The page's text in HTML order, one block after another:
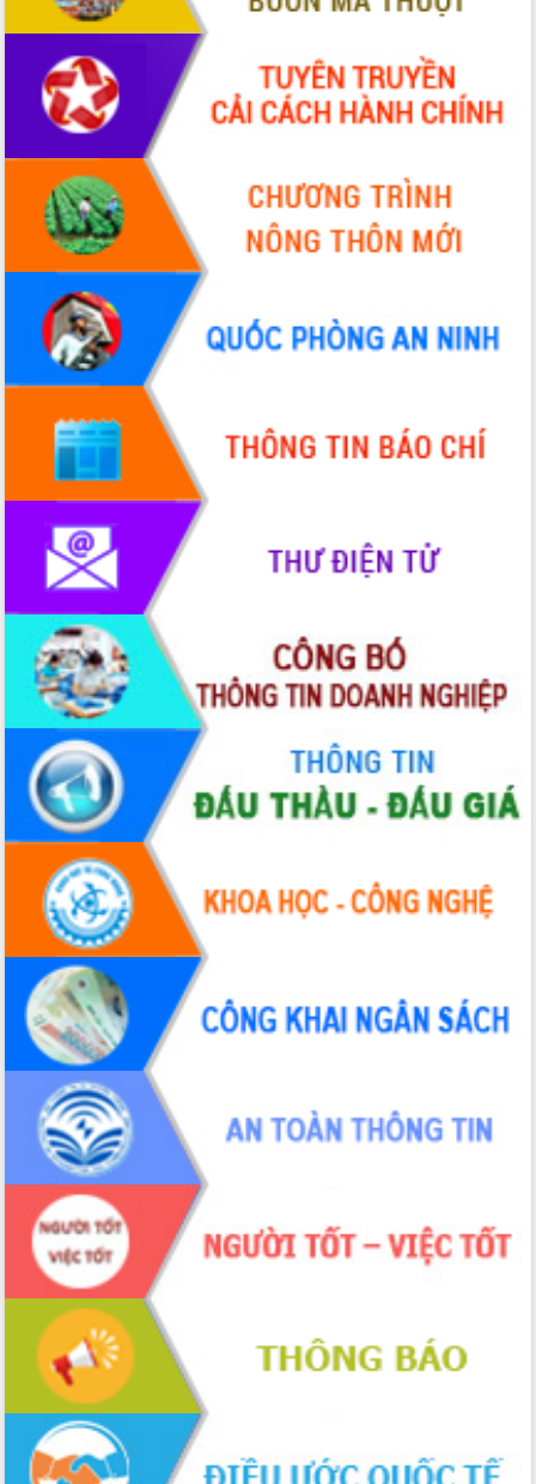
Quyết liệt tháo gỡ vướng mắc, đẩy
nhanh tiến độ các dự án trọng điểm
trong Khu kinh tế Nam Phú Yên
Hòn Yến phát triển du lịch gắn với bảo
tồn biển
Lấy ý kiến điều chỉnh Quy hoạch tỉnh
Đắk Lắk thời kỳ 2021-2030, tầm nhìn
đến năm 2050
Phát động chiến dịch 30 ngày đêm
giải phóng mặt bằng Tuyến đường bộ
ven biển
Đắk Lắk nỗ lực thúc đẩy tăng trưởng
kinh tế từ 10% trở lên trong Quý
II/2026
Đắk Lắk ký kết thỏa thuận hợp tác về
chuyển đổi số giai đoạn 2026 – 2030
với Tập đoàn Bưu chính Viễn thông
Việt Nam
Thứ trưởng Bộ Y tế làm việc với tỉnh
Đắk Lắk về phát triển nhân lực y tế
cho trạm y tế cấp xã
Du lịch Đắk Lắk nâng tầm trải nghiệm
du khách thông qua Hệ thống cơ sở dữ
Tập huấn ứng dụng trí tuệ nhân tạo (AI)
trong thương mại điện tử năm 2026
Đoàn đại biểu Quốc hội tỉnh Đắk Lắk
trao đổi thông tin trước Kỳ họp thứ
nhất, Quốc hội khóa XVI
Quyết liệt cải cách hành chính, khơi
thông nguồn lực phát triển
Nâng cao hiệu lực, hiệu quả HĐND
tỉnh thông qua hiện đại hóa hành chính
Xã Ea Phê gắn cải cách hành chính với
chuyển đổi số
Phó Chủ tịch Thường trực UBND tỉnh
Hồ Thị Nguyên Thảo làm việc tại Trung
tâm Phục vụ hành chính công xã Ea
Phê
Xây dựng nền hành chính số đồng
hành cùng nông dân dân, doanh nghiệp
Giai đoạn 2026-2030, Đắk Lắk phấn
đấu có 77% xã đạt chuẩn nông thôn
mới
Chuyển đổi số 'mở đường' cho nông
nghiệp Đắk Lắk tăng trưởng bứt phá
Triển khai đồng bộ đo đạc, lập hồ sơ
địa chính, hoàn thiện cơ sở dữ liệu đất
đai
Ứng dụng sinh trắc học - Bước tiến
trong hành trình chuyển đổi số tại Đắk
Lắk
Đắk Lắk nâng cao hiệu quả công tác
Đảng từ Sổ tay đảng viên điện tử
Đắk Lắk đẩy mạnh nuôi biển công
nghệ, hướng tới phát triển thủy sản
bền vững